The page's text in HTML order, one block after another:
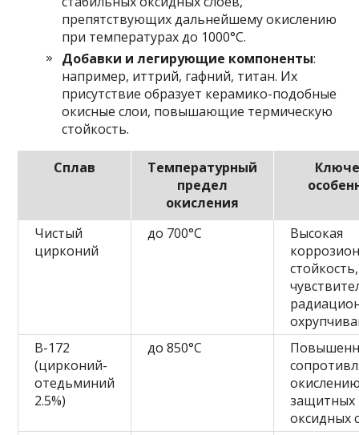
препятствующих дальнейшему окислению
при температурах до 1000°C.
Добавки и легирующие компоненты:
например, иттрий, гафний, титан. Их
присутствие образует керамико-подобные
окисные слои, повышающие термическую
стойкость.
Сплав
Температурный
предел
окисления
Чистый
цирконий
до 700°C
Высокая
стойкость,
В-172
(цирконий-
отедьминий
2.5%)
до 850°C
защитных
оксидных